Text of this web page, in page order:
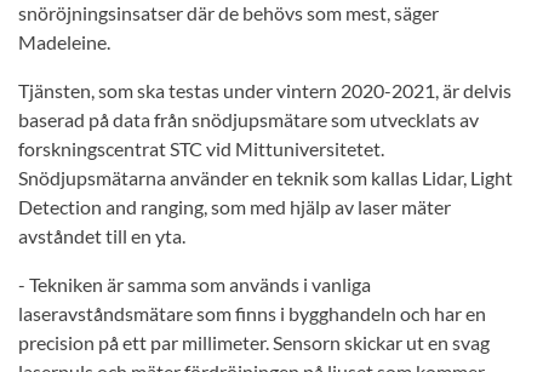
snöröjningsinsatser där de behövs som mest, säger
Madeleine.
Tjänsten, som ska testas under vintern 2020-2021, är delvis
baserad på data från snödjupsmätare som utvecklats av
forskningscentrat STC vid Mittuniversitetet.
Snödjupsmätarna använder en teknik som kallas Lidar, Light
Detection and ranging, som med hjälp av laser mäter
avståndet till en yta.
- Tekniken är samma som används i vanliga
laseravståndsmätare som finns i bygghandeln och har en
precision på ett par millimeter. Sensorn skickar ut en svag